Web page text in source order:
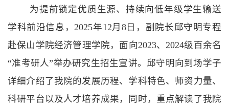
为提前锁定优质生源、持续向低年级学生输送
学科前沿信息，2025年12月8日，副院长邱守明专程
赴保山学院经济管理学院，面向2023、2024级百余名
“准考研人”举办研究生招生宣讲。邱守明向到场学子
详细介绍了我院的发展历程、学科特色、师资力量、
科研平台以及人才培养成果，同时，重点解读了我院